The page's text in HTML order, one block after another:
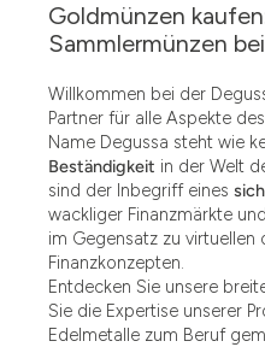
Goldmünzen
Sammlermünzen
Willkommen bei der
Partner für alle Aspekte
Name Degussa steht wie
Beständigkeit in der Welt
sind der Inbegriff eines
wackliger Finanzmärkte
im Gegensatz zu virtuellen
Finanzkonzepten.
Entdecken Sie unsere
Sie die Expertise unserer
Edelmetalle zum Beruf